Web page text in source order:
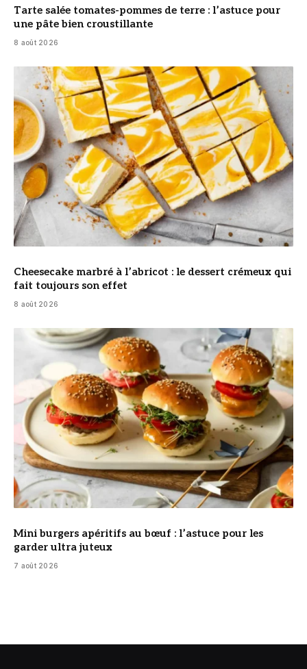
Tarte salée tomates-pommes de terre : l’astuce pour
une pâte bien croustillante
8 août 2026
Cheesecake marbré à l’abricot : le dessert crémeux qui
fait toujours son effet
8 août 2026
© DR
Mini burgers apéritifs au bœuf : l’astuce pour les
garder ultra juteux
7 août 2026